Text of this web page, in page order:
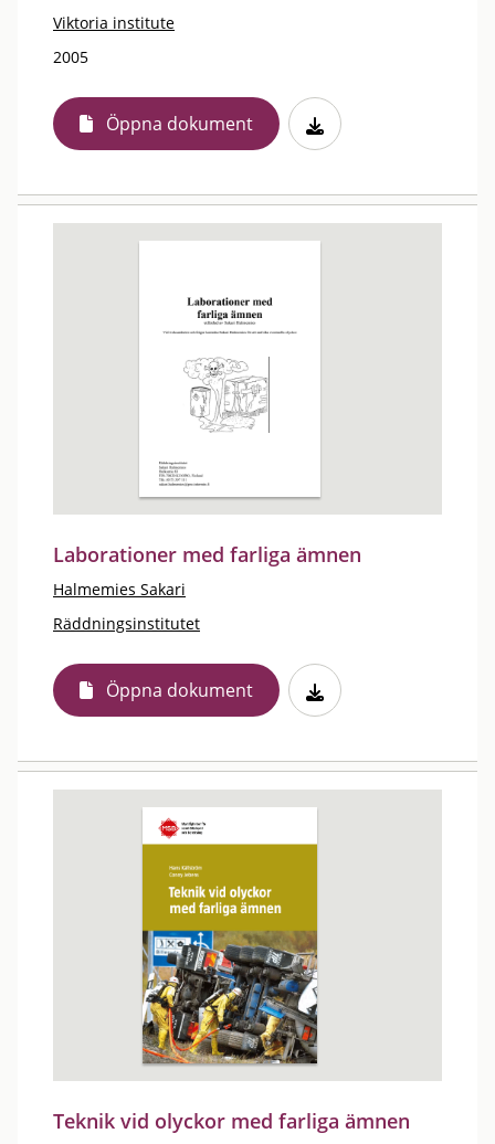
Viktoria institute
2005
Öppna dokument
Laborationer med farliga ämnen
Halmemies Sakari
Räddningsinstitutet
Öppna dokument
Teknik vid olyckor med farliga ämnen